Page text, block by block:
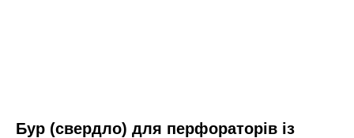
Бур (свердло) для перфораторів із